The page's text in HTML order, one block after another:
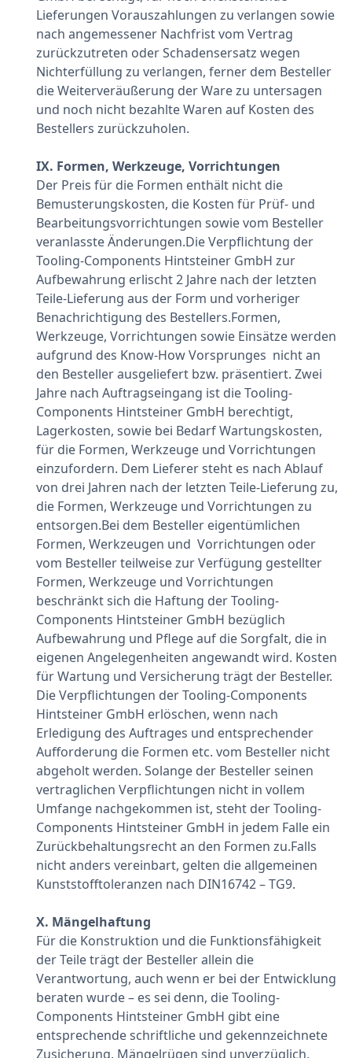
Lieferungen Vorauszahlungen zu verlangen sowie
nach angemessener Nachfrist vom Vertrag
zurückzutreten oder Schadensersatz wegen
Nichterfüllung zu verlangen, ferner dem Besteller
die Weiterveräußerung der Ware zu untersagen
und noch nicht bezahlte Waren auf Kosten des
Bestellers zurückzuholen.
IX. Formen, Werkzeuge, Vorrichtungen
Der Preis für die Formen enthält nicht die
Bemusterungskosten, die Kosten für Prüf- und
Bearbeitungsvorrichtungen sowie vom Besteller
veranlasste Änderungen.Die Verpflichtung der
Tooling-Components Hintsteiner GmbH zur
Aufbewahrung erlischt 2 Jahre nach der letzten
Teile-Lieferung aus der Form und vorheriger
Benachrichtigung des Bestellers.Formen,
Werkzeuge, Vorrichtungen sowie Einsätze werden
aufgrund des Know-How Vorsprunges nicht an
den Besteller ausgeliefert bzw. präsentiert. Zwei
Jahre nach Auftragseingang ist die Tooling-
Components Hintsteiner GmbH berechtigt,
Lagerkosten, sowie bei Bedarf Wartungskosten,
für die Formen, Werkzeuge und Vorrichtungen
einzufordern. Dem Lieferer steht es nach Ablauf
von drei Jahren nach der letzten Teile-Lieferung zu,
die Formen, Werkzeuge und Vorrichtungen zu
entsorgen.Bei dem Besteller eigentümlichen
Formen, Werkzeugen und Vorrichtungen oder
vom Besteller teilweise zur Verfügung gestellter
Formen, Werkzeuge und Vorrichtungen
beschränkt sich die Haftung der Tooling-
Components Hintsteiner GmbH bezüglich
Aufbewahrung und Pflege auf die Sorgfalt, die in
eigenen Angelegenheiten angewandt wird. Kosten
für Wartung und Versicherung trägt der Besteller.
Die Verpflichtungen der Tooling-Components
Hintsteiner GmbH erlöschen, wenn nach
Erledigung des Auftrages und entsprechender
Aufforderung die Formen etc. vom Besteller nicht
abgeholt werden. Solange der Besteller seinen
vertraglichen Verpflichtungen nicht in vollem
Umfange nachgekommen ist, steht der Tooling-
Components Hintsteiner GmbH in jedem Falle ein
Zurückbehaltungsrecht an den Formen zu.Falls
nicht anders vereinbart, gelten die allgemeinen
Kunststofftoleranzen nach DIN16742 – TG9.
X. Mängelhaftung
Für die Konstruktion und die Funktionsfähigkeit
der Teile trägt der Besteller allein die
Verantwortung, auch wenn er bei der Entwicklung
beraten wurde – es sei denn, die Tooling-
Components Hintsteiner GmbH gibt eine
entsprechende schriftliche und gekennzeichnete
Zusicherung. Mängelrügen sind unverzüglich,